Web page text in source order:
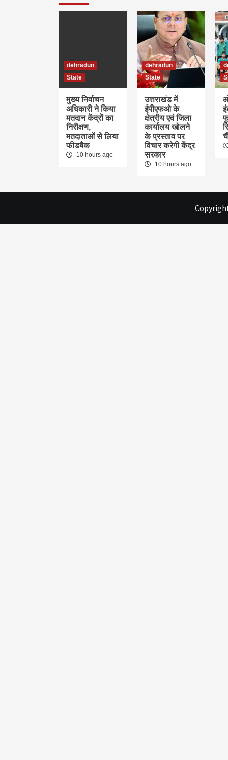
dehradun
State
मुख्य निर्वाचन
अधिकारी ने किया
मतदान केंद्रों का
निरीक्षण,
मतदाताओं से लिया
फीडबैक
10 hours ago
dehradun
State
उत्तराखंड में
ईपीएफओ के
क्षेत्रीय एवं जिला
कार्यालय खोलने
के प्रस्ताव पर
विचार करेगी केंद्र
सरकार
10 hours ago